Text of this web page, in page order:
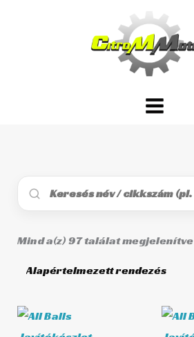
Mind a(z) 97 találat megjelenítve